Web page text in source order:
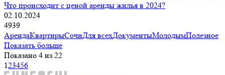
Что происходит с ценой аренды жилья в 2024?
02.10.2024
4939
АрендаКвартирыСочиДля всехДокументыМолодымПолезное
Показать больше
Показано 4 из 22
123456